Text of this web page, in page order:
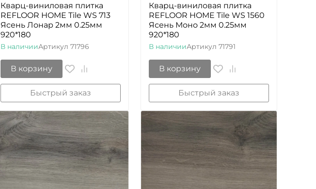
Кварц-виниловая плитка
REFLOOR HOME Tile WS 713
Ясень Лонар 2мм 0.25мм
920*180
В наличииАртикул 71796
В корзину
Быстрый заказ
Кварц-виниловая плитка
REFLOOR HOME Tile WS 1560
Ясень Моно 2мм 0.25мм
920*180
В наличииАртикул 71791
В корзину
Быстрый заказ